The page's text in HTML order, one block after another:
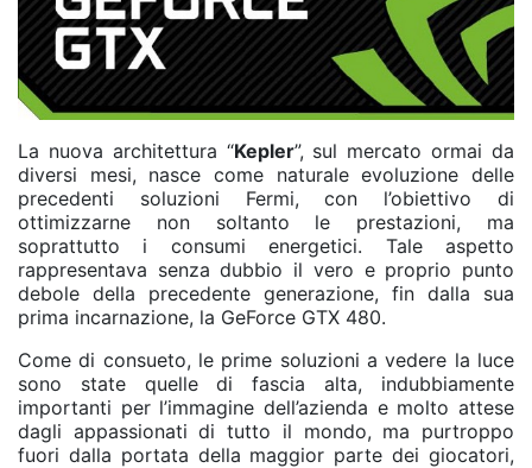
La nuova architettura “Kepler”, sul mercato ormai da
diversi mesi, nasce come naturale evoluzione delle
precedenti soluzioni Fermi, con l’obiettivo di
ottimizzarne non soltanto le prestazioni, ma
soprattutto i consumi energetici. Tale aspetto
rappresentava senza dubbio il vero e proprio punto
debole della precedente generazione, fin dalla sua
prima incarnazione, la GeForce GTX 480.
Come di consueto, le prime soluzioni a vedere la luce
sono state quelle di fascia alta, indubbiamente
importanti per l’immagine dell’azienda e molto attese
dagli appassionati di tutto il mondo, ma purtroppo
fuori dalla portata della maggior parte dei giocatori,